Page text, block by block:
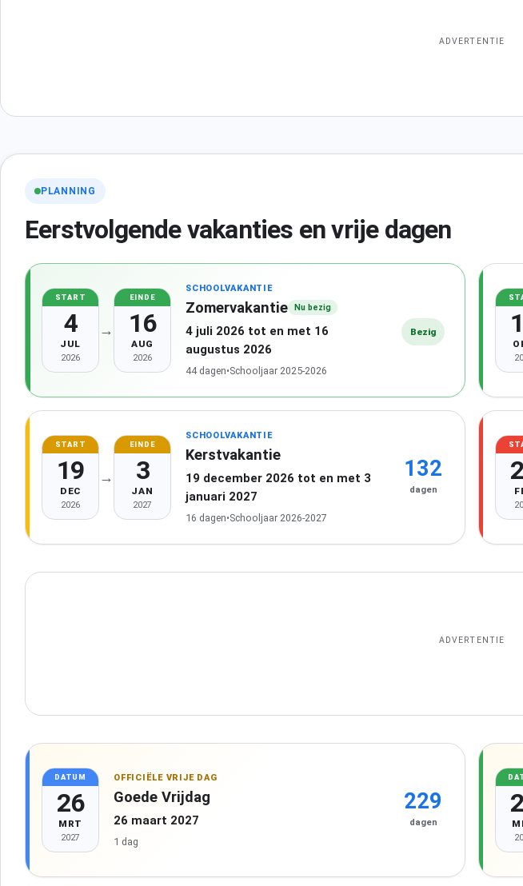
ADVERTENTIE
PLANNING
Eerstvolgende vakanties en vrije dagen
START
4
JUL
2026
→
EINDE
16
AUG
2026
SCHOOLVAKANTIE
Zomervakantie Nu bezig
4 juli 2026 tot en met 16
augustus 2026
44 dagen•Schooljaar 2025-2026
Bezig
START
19
DEC
2026
→
EINDE
3
JAN
2027
SCHOOLVAKANTIE
Kerstvakantie
19 december 2026 tot en met 3
januari 2027
16 dagen•Schooljaar 2026-2027
132
dagen
ADVERTENTIE
DATUM
26
MRT
2027
OFFICIËLE VRIJE DAG
Goede Vrijdag
26 maart 2027
1 dag
229
dagen